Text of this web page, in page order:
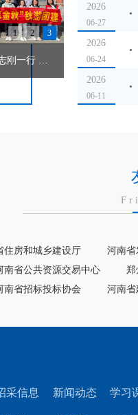
1 2 3
2026
06-27
•
2026
06-24
•
2026
06-11
•
住房和城乡建设厅
河南省
南省公共资源交易中心
郑
南省招标投标协会 河南省
采信息 新闻动态 学习